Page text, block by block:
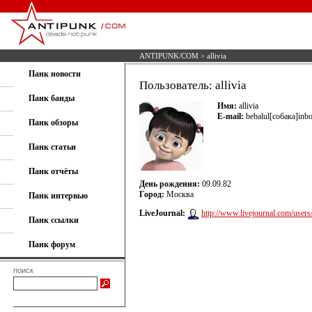
ANTIPUNK/COM > allivia
Панк новости
Панк банды
Панк обзоры
Панк статьи
Панк отчёты
Панк интервью
Панк ссылки
Панк форум
поиск
Пользователь: allivia
Имя: allivia
E-mail:
День рождения: 09.09.82
Город: Москва
LiveJournal:
http://www.livejournal.com/